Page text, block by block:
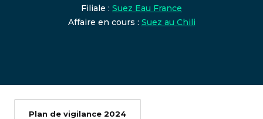
Filiale : Suez Eau France
Affaire en cours : Suez au Chili
Plan de vigilance 2024